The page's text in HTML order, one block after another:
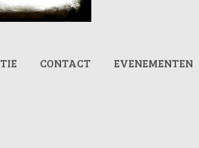
CONTACT EVENEMENTEN